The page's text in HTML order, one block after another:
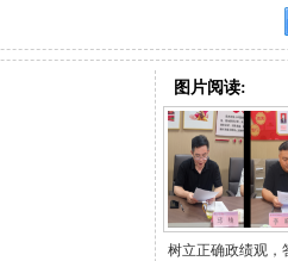
图片阅读:
树立正确政绩观，